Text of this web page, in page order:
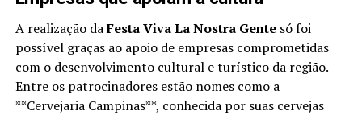
A realização daFesta Viva La Nostra Gentesó foi
possível graças ao apoio de empresas comprometidas
com o desenvolvimento cultural e turístico da região.
Entre os patrocinadores estão nomes como a
**Cervejaria Campinas**, conhecida por suas cervejas